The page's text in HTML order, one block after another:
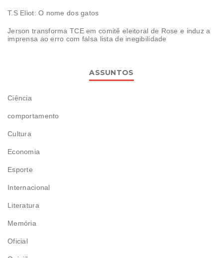
T.S Eliot: O nome dos gatos
Jerson transforma TCE em comitê eleitoral de Rose e induz a
imprensa ao erro com falsa lista de inegibilidade
ASSUNTOS
Ciência
comportamento
Cultura
Economia
Esporte
Internacional
Literatura
Memória
Oficial